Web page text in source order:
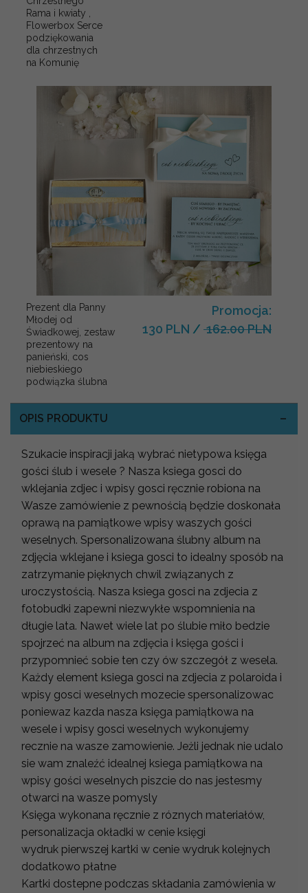
Rama i kwiaty ,
Flowerbox Serce
podziękowania
dla chrzestnych
na Komunię
Prezent dla Panny
Młodej od
Świadkowej, zestaw
prezentowy na
panieński, cos
niebieskiego
podwiązka ślubna
Promocja:
130 PLN / 162.00 PLN
OPIS PRODUKTU
Szukacie inspiracji jaką wybrać nietypowa księga
gości ślub i wesele ? Nasza ksiega gosci do
wklejania zdjec i wpisy gosci ręcznie robiona na
Wasze zamówienie z pewnością będzie doskonała
oprawą na pamiątkowe wpisy waszych gości
weselnych. Spersonalizowana ślubny album na
zdjęcia wklejane i ksiega gosci to idealny sposób na
zatrzymanie pięknych chwil związanych z
uroczystością. Nasza ksiega gosci na zdjecia z
fotobudki zapewni niezwykłe wspomnienia na
długie lata. Nawet wiele lat po ślubie miło bedzie
spojrzeć na album na zdjęcia i księga gości i
przypomnieć sobie ten czy ów szczegół z wesela.
Każdy element ksiega gosci na zdjecia z polaroida i
wpisy gosci weselnych mozecie spersonalizowac
poniewaz kazda nasza księga pamiątkowa na
wesele i wpisy gosci weselnych wykonujemy
recznie na wasze zamowienie. Jeżli jednak nie udalo
sie wam znaleźć idealnej ksiega pamiątkowa na
wpisy gości weselnych piszcie do nas jestesmy
otwarci na wasze pomysly
Księga wykonana ręcznie z róznych materiałów,
personalizacja okładki w cenie księgi
wydruk pierwszej kartki w cenie wydruk kolejnych
dodatkowo płatne
Kartki dostepne podczas składania zamówienia w